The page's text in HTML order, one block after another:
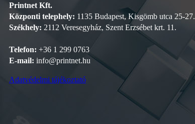
Printnet Kft.
Központi telephely: 1135 Budapest, Kisgömb utca 25-27.
Székhely: 2112 Veresegyház, Szent Erzsébet krt. 11.
Telefon: +36 1 299 0763
E-mail: info@printnet.hu
Adatvédelmi tájékoztató